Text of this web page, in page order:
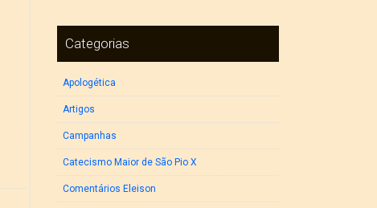
Categorias
Apologética
Artigos
Campanhas
Catecismo Maior de São Pio X
Comentários Eleison